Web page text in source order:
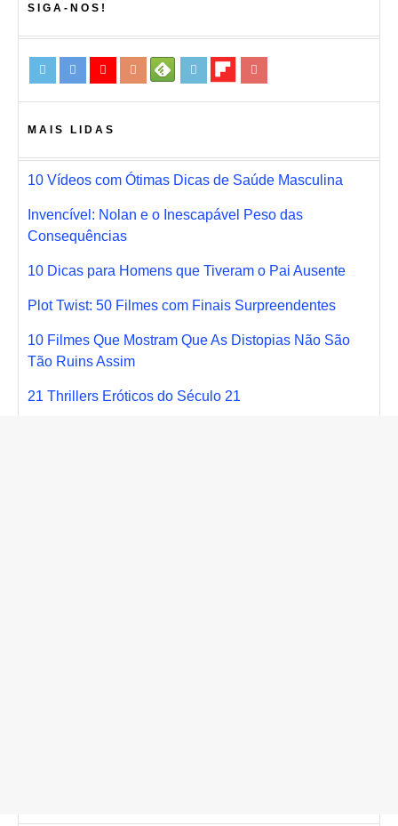
SIGA-NOS!
MAIS LIDAS
10 Vídeos com Ótimas Dicas de Saúde Masculina
Invencível: Nolan e o Inescapável Peso das
Consequências
10 Dicas para Homens que Tiveram o Pai Ausente
Plot Twist: 50 Filmes com Finais Surpreendentes
10 Filmes Que Mostram Que As Distopias Não São
Tão Ruins Assim
21 Thrillers Eróticos do Século 21